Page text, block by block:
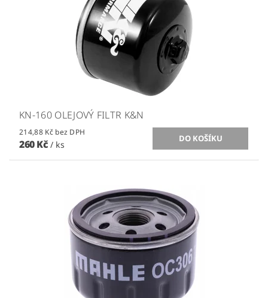
KN-160 OLEJOVÝ FILTR K&N
214,88 Kč bez DPH
260 Kč / ks